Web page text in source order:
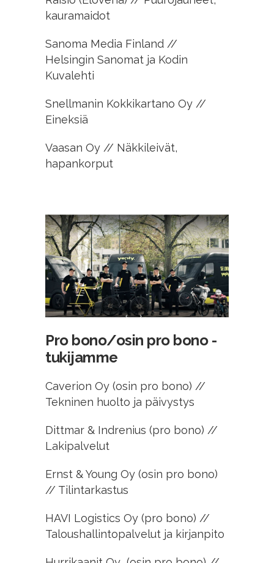
kauramaidot
Sanoma Media Finland //
Helsingin Sanomat ja Kodin
Kuvalehti
Snellmanin Kokkikartano Oy //
Eineksiä
Vaasan Oy // Näkkileivät,
hapankorput
Pro bono/osin pro bono -
tukijamme
Caverion Oy (osin pro bono) //
Tekninen huolto ja päivystys
Dittmar & Indrenius (pro bono) //
Lakipalvelut
Ernst & Young Oy (osin pro bono)
// Tilintarkastus
HAVI Logistics Oy (pro bono) //
Taloushallintopalvelut ja kirjanpito